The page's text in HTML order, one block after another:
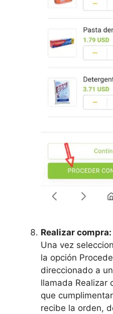
Realizar compra:
Una vez
la opción
direccionado a
llamada Realizar
que
recibe la orden,